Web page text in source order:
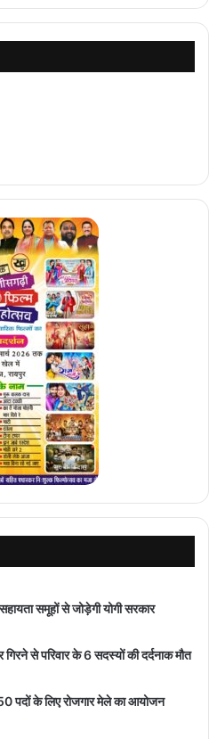
समूहों से जोड़ेगी योगी सरकार
गिरने से परिवार के 6 सदस्यों की दर्दनाक मौत
पदों के लिए रोजगार मेले का आयोजन